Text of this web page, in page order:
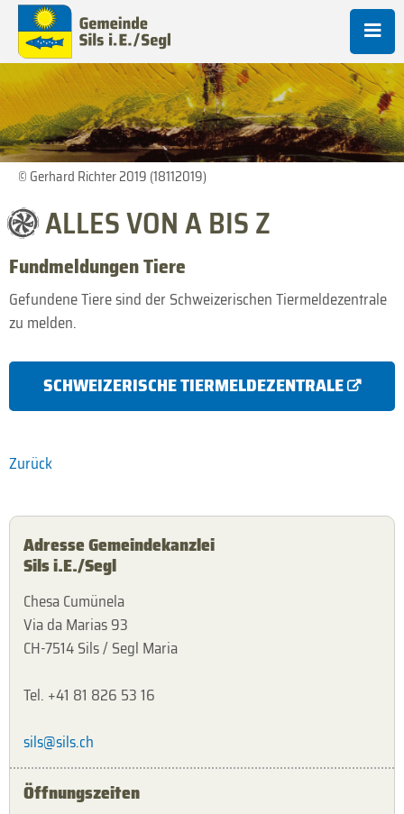
© Gerhard Richter 2019 (18112019)
ALLES VON A BIS Z
Fundmeldungen Tiere
Gefundene Tiere sind der Schweizerischen Tiermeldezentrale
zu melden.
SCHWEIZERISCHE TIERMELDEZENTRALE
Zurück
Adresse Gemeindekanzlei
Sils i.E./Segl
Chesa Cumünela
Via da Marias 93
CH-7514 Sils / Segl Maria
Tel. +41 81 826 53 16
sils@sils.ch
Öffnungszeiten